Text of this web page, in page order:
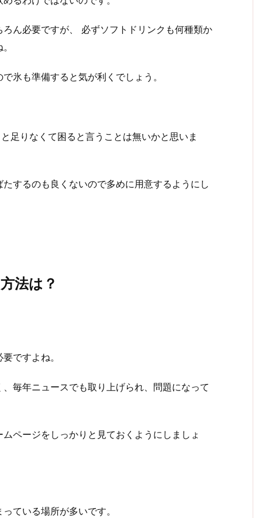
ん必要ですが、 必ずソフトドリンクも何種類か
氷も準備すると気が利くでしょう。
足りなくて困ると言うことは無いかと思いま
するのも良くないので多めに用意するようにし
法は？
ですよね。
毎年ニュースでも取り上げられ、問題になって
ページをしっかりと見ておくようにしましょ
ている場所が多いです。